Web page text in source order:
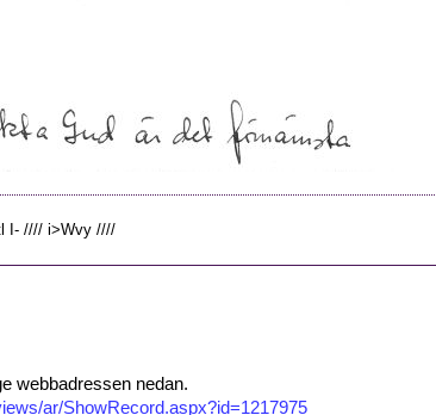
I- //// i>Wvy ////
webbadressen nedan.
ar/ShowRecord.aspx?id=1217975